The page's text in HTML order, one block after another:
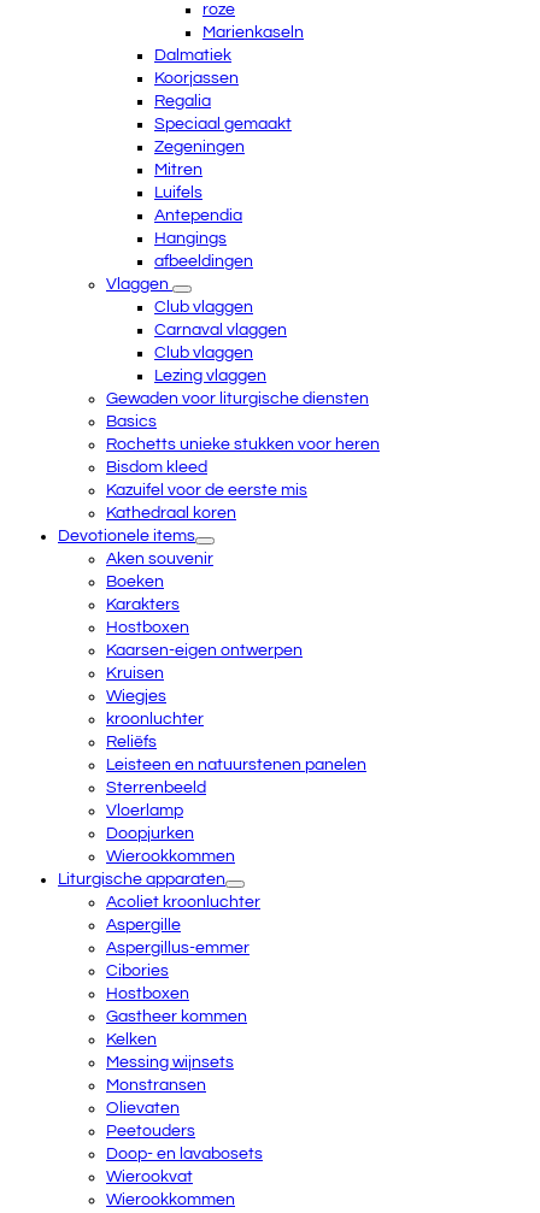
roze
Marienkaseln
Dalmatiek
Koorjassen
Regalia
Speciaal gemaakt
Zegeningen
Mitren
Luifels
Antependia
Hangings
afbeeldingen
Vlaggen
Club vlaggen
Carnaval vlaggen
Club vlaggen
Lezing vlaggen
Gewaden voor liturgische diensten
Basics
Rochetts unieke stukken voor heren
Bisdom kleed
Kazuifel voor de eerste mis
Kathedraal koren
Devotionele items
Aken souvenir
Boeken
Karakters
Hostboxen
Kaarsen-eigen ontwerpen
Kruisen
Wiegjes
kroonluchter
Reliëfs
Leisteen en natuurstenen panelen
Sterrenbeeld
Vloerlamp
Doopjurken
Wierookkommen
Liturgische apparaten
Acoliet kroonluchter
Aspergille
Aspergillus-emmer
Cibories
Hostboxen
Gastheer kommen
Kelken
Messing wijnsets
Monstransen
Olievaten
Peetouders
Doop- en lavabosets
Wierookvat
Wierookkommen